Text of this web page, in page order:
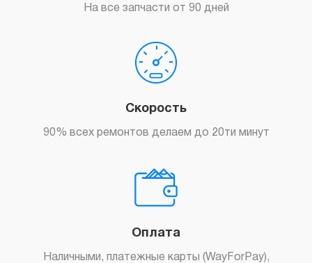
На все запчасти от 90 дней
Скорость
90% всех ремонтов делаем до 20ти минут
Оплата
Наличными, платежные карты (WayForPay),